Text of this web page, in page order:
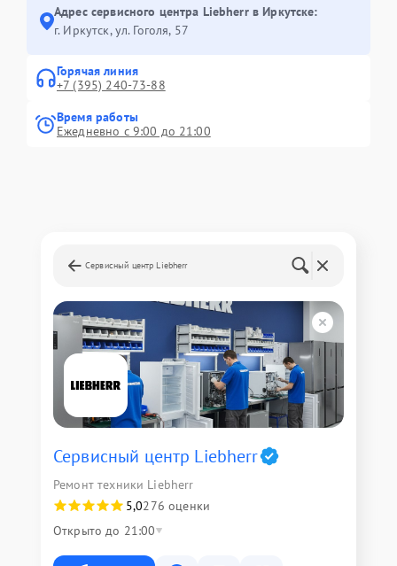
Адрес сервисного центра Liebherr в Иркутске:
г. Иркутск, ул. ​Гоголя, 57
Горячая линия
+7 (395) 240-73-88
Время работы
Ежедневно с 9:00 до 21:00
Сервисный центр Liebherr
Сервисный центр Liebherr
Ремонт техники Liebherr
5,0276 оценки
Открыто до 21:00